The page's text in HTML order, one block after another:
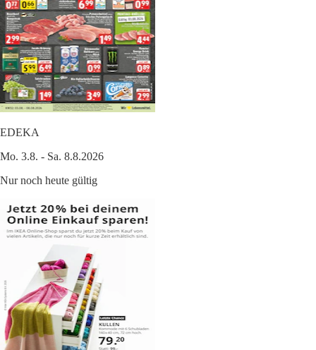
EDEKA
Mo. 3.8. - Sa. 8.8.2026
Nur noch heute gültig